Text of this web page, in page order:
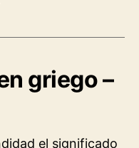
griego –
el significado